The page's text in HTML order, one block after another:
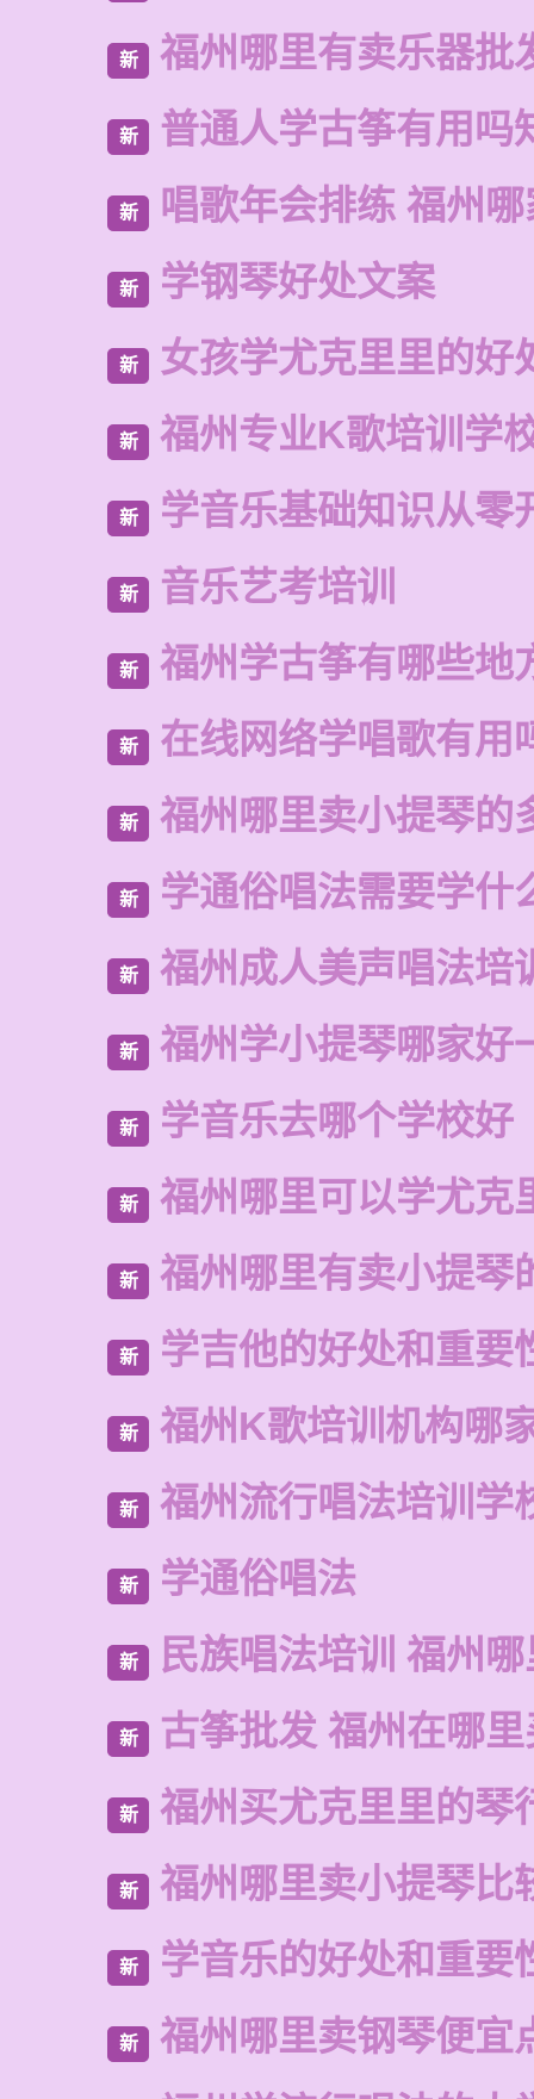
新 福州哪里有卖乐器批
新 普通人学古筝有用吗
新 唱歌年会排练 福州
新 学钢琴好处文案
新 女孩学尤克里里的好
新 福州专业K歌培训学
新 学音乐基础知识从零
新 音乐艺考培训
新 福州学古筝有哪些地
新 在线网络学唱歌有用
新 福州哪里卖小提琴的
新 学通俗唱法需要学什
新 福州成人美声唱法培
新 福州学小提琴哪家好
新 学音乐去哪个学校好
新 福州哪里可以学尤克
新 福州哪里有卖小提琴
新 学吉他的好处和重要
新 福州K歌培训机构哪
新 福州流行唱法培训学
新 学通俗唱法
新 民族唱法培训 福州
新 古筝批发 福州在哪
新 福州买尤克里里的琴
新 福州哪里卖小提琴比
新 学音乐的好处和重要
新
福州哪里卖钢琴便宜